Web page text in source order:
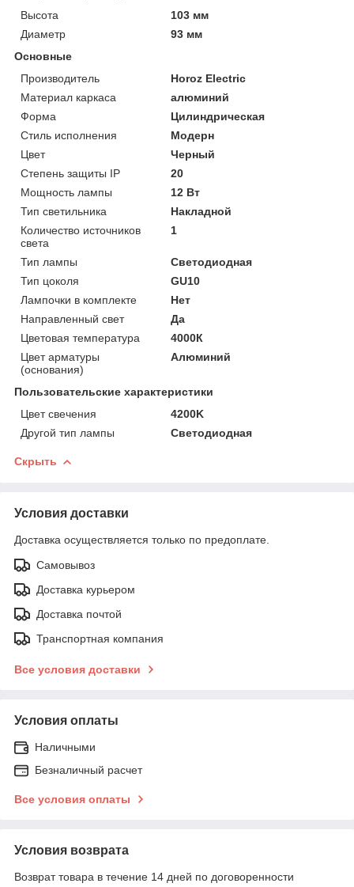
Высота
103 мм
Диаметр
93 мм
Основные
Производитель
Horoz Electric
Материал каркаса
алюминий
Форма
Цилиндрическая
Стиль исполнения
Модерн
Цвет
Черный
Степень защиты IP
20
Мощность лампы
12 Вт
Тип светильника
Накладной
Количество источников
света
1
Тип лампы
Светодиодная
Тип цоколя
GU10
Лампочки в комплекте
Нет
Направленный свет
Да
Цветовая температура
4000К
Цвет арматуры
(основания)
Алюминий
Пользовательские характеристики
Цвет свечения
4200K
Другой тип лампы
Светодиодная
Скрыть
Условия доставки
Доставка осуществляется только по предоплате.
Самовывоз
Доставка курьером
Доставка почтой
Транспортная компания
Все условия доставки
Условия оплаты
Наличными
Безналичный расчет
Все условия оплаты
Условия возврата
Возврат товара в течение 14 дней по договоренности